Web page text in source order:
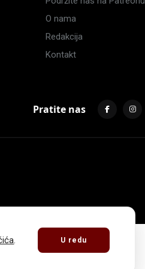
. U redu
O nama
Redakcija
Kontakt
Pratite nas